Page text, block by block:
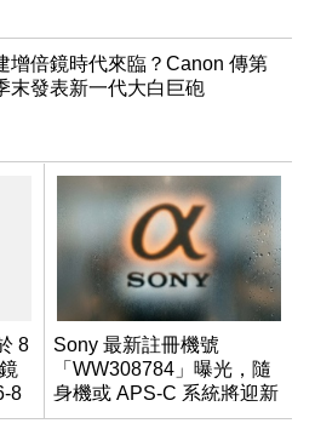
增倍鏡時代來臨？Canon 傳第
末發表新一代大白巨砲
8
8
Sony 最新註冊機號
「WW308784」曝光，隨
身機或 APS-C 系統將迎新
成員？